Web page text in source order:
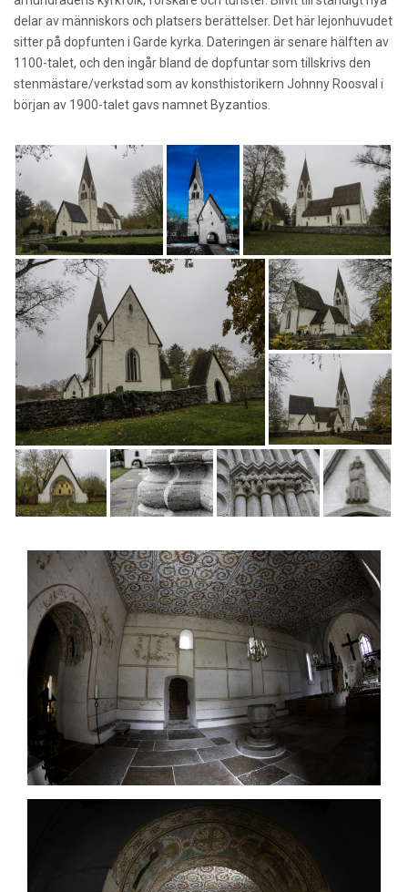
delar av människors och platsers berättelser. Det här lejonhuvudet
sitter på dopfunten i Garde kyrka. Dateringen är senare hälften av
1100-talet, och den ingår bland de dopfuntar som tillskrivs den
stenmästare/verkstad som av konsthistorikern Johnny Roosval i
början av 1900-talet gavs namnet Byzantios.